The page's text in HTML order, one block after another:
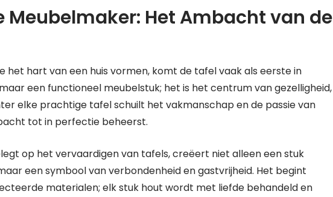
Meubelmaker: Het Ambacht van de
het hart van een huis vormen, komt de tafel vaak als eerste in
een functioneel meubelstuk; het is het centrum van gezelligheid,
elke prachtige tafel schuilt het vakmanschap en de passie van
tot in perfectie beheerst.
op het vervaardigen van tafels, creëert niet alleen een stuk
een symbool van verbondenheid en gastvrijheid. Het begint
materialen; elk stuk hout wordt met liefde behandeld en